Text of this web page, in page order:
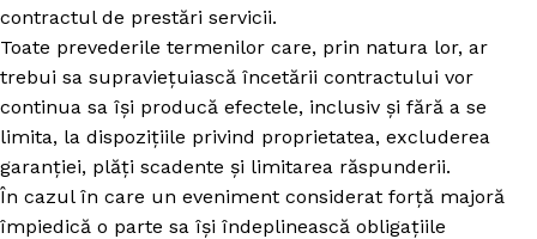
contractul de prestări servicii.
Toate prevederile termenilor care, prin natura lor, ar
trebui sa supraviețuiască încetării contractului vor
continua sa își producă efectele, inclusiv și fără a se
limita, la dispozițiile privind proprietatea, excluderea
garanției, plăți scadente și limitarea răspunderii.
În cazul în care un eveniment considerat forță majoră
împiedică o parte sa își îndeplinească obligațiile